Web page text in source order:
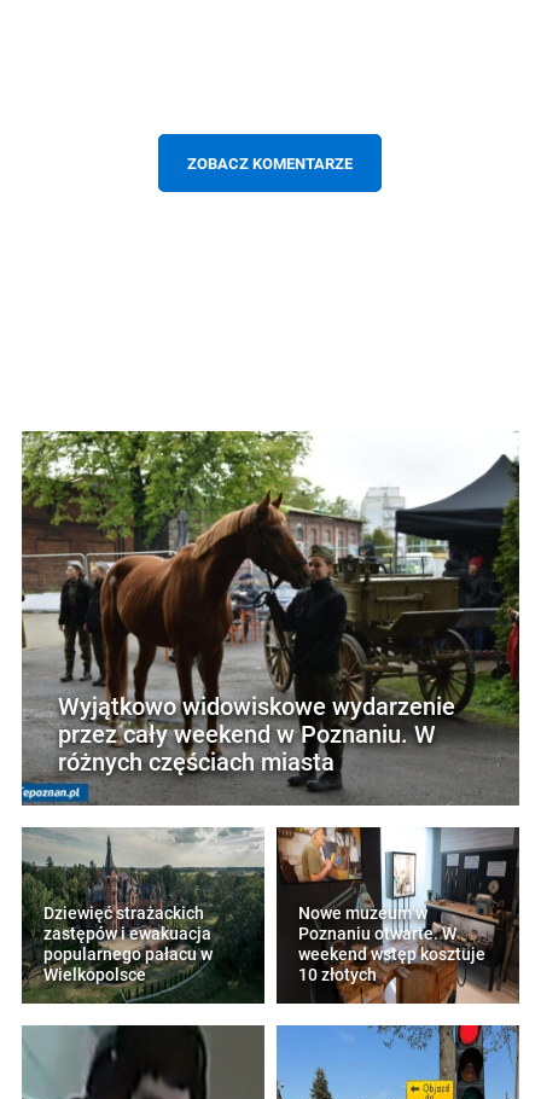
ZOBACZ KOMENTARZE
Wyjątkowo widowiskowe wydarzenie
przez cały weekend w Poznaniu. W
różnych częściach miasta
Dziewięć strażackich
zastępów i ewakuacja
popularnego pałacu w
Wielkopolsce
Nowe muzeum w
Poznaniu otwarte. W
weekend wstęp kosztuje
10 złotych